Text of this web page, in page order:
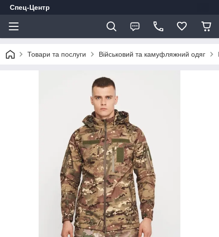
Спец-Центр
Товари та послуги Військовий та камуфляжний одяг